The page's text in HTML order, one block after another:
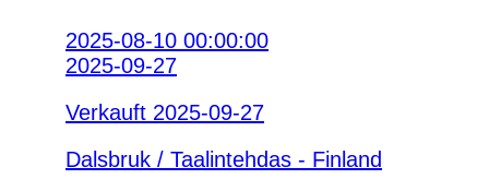
2025-08-10 00:00:00
2025-09-27
Verkauft 2025-09-27
Dalsbruk / Taalintehdas - Finland